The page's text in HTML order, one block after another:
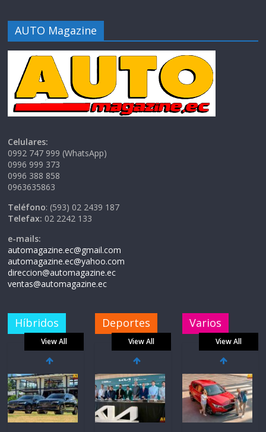
AUTO Magazine
Celulares:
0992 747 999 (WhatsApp)
0996 999 373
0996 388 858
0963635863
Teléfono: (593) 02 2439 187
Telefax: 02 2242 133
e-mails:
automagazine.ec@gmail.com
automagazine.ec@yahoo.com
direccion@automagazine.ec
ventas@automagazine.ec
Híbridos
View All
Deportes
View All
Varios
View All